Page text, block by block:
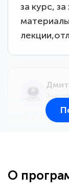
за курс,
большое
О